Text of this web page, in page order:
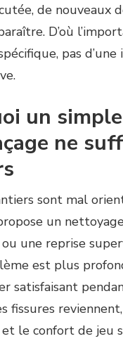
de nouveaux
D’où
pas
un simple
ne
sont mal
un
une reprise
est plus
satisfaisant
fissures
le confort de jeu